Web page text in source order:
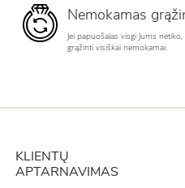
Nemokamas
Jei papuošalas visgi Jums
grąžinti visiškai nemokamai.
KLIENTŲ
APTARNAVIMAS